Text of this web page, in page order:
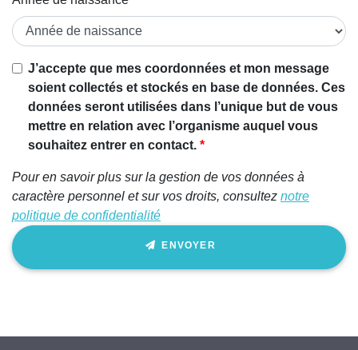
J’accepte que mes coordonnées et mon message
soient collectés et stockés en base de données. Ces
données seront utilisées dans l’unique but de vous
mettre en relation avec l’organisme auquel vous
souhaitez entrer en contact.
Pour en savoir plus sur la gestion de vos données à
caractère personnel et sur vos droits, consultez notre
politique de confidentialité
ENVOYER